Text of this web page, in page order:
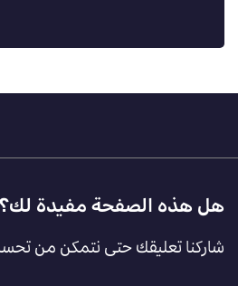
Footer
Feedback
[AR]
هل هذه الصفحة مفيدة لك؟
شاركنا تعليقك حتى نتمكن من